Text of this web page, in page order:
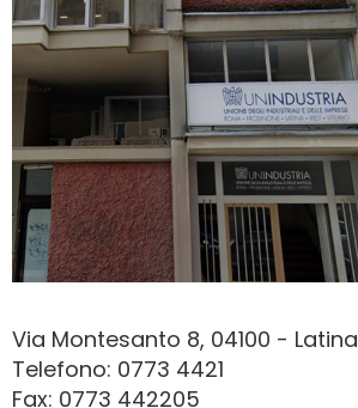
Via Montesanto 8, 04100 - Latina
Telefono: 0773 4421
Fax: 0773 442205